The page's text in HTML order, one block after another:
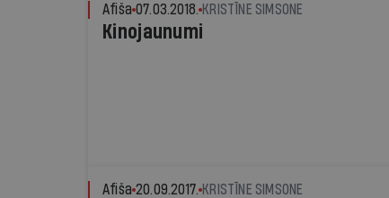
Afiša 07.03.2018. KRISTĪNE SIMSONE
Kinojaunumi
Afiša 20.09.2017. KRISTĪNE SIMSONE